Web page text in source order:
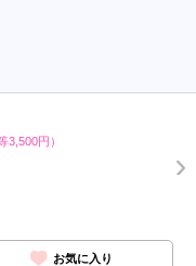
3,500円）
お気に入り